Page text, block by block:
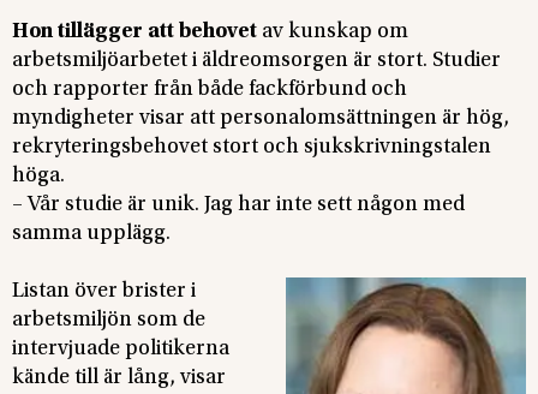
Hon tillägger att behovet av kunskap om
arbetsmiljöarbetet i äldreomsorgen är stort. Studier
och rapporter från både fackförbund och
myndigheter visar att personalomsättningen är hög,
rekryteringsbehovet stort och sjukskrivningstalen
höga.
– Vår studie är unik. Jag har inte sett någon med
samma upplägg.
Listan över brister i
arbetsmiljön som de
intervjuade politikerna
kände till är lång, visar